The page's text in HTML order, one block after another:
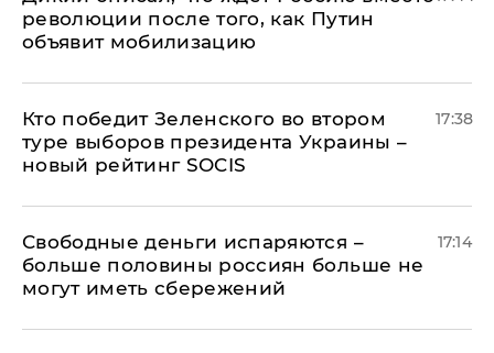
революции после того, как Путин
объявит мобилизацию
Кто победит Зеленского во втором
туре выборов президента Украины –
новый рейтинг SOCIS
17:38
Свободные деньги испаряются –
больше половины россиян больше не
могут иметь сбережений
17:14